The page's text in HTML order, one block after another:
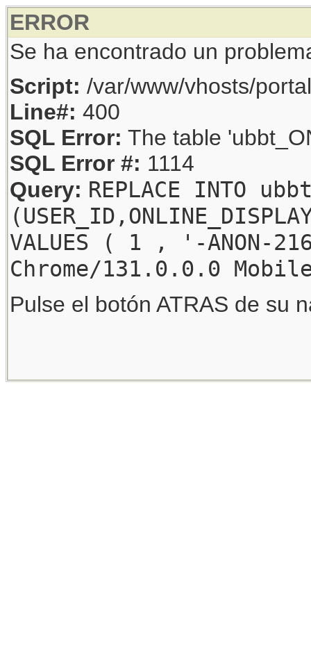
ERROR
Se ha encontrado un
Script: /var/www/vhosts/
Line#: 400
SQL Error: The table
SQL Error #: 1114
Query: REPLACE INTO
VALUES ( 1 , '-
Chrome/131.0.0.0
Pulse el botón ATRAS de su